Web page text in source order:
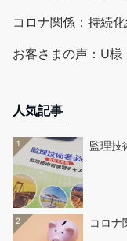
コロナ関係：持続
お客さまの声：U様
人気記事
1 監理技
2 コロナ